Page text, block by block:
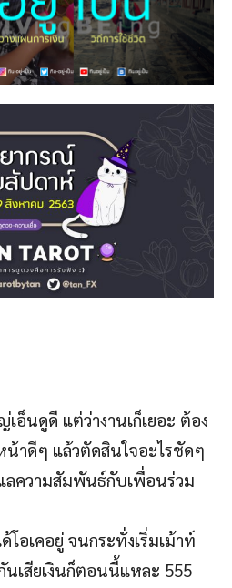
อ็นดูดี แต่ว่างานเก็เยอะ ต้อง
น้าดีๆ แล้วตัดสินใจอะไรชัดๆ
ลความสัมพันธ์กับเพื่อนร่วม
โอเคอยู่ จนกระทั่งเริ่มเม้าท์
เสียเงินก็ตอนนี้แหละ 555